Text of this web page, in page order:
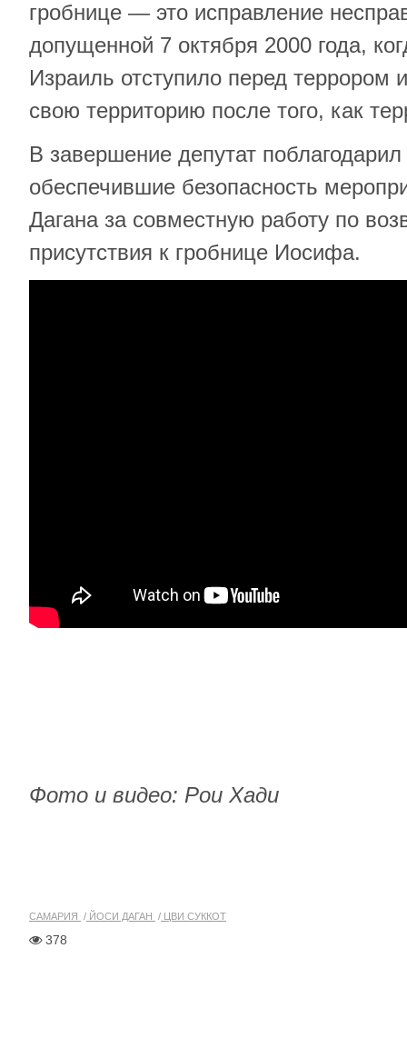
гробнице — это исправление
допущенной 7 октября 2000 года,
Израиль отступило перед террором
свою территорию после того, как
В завершение депутат
обеспечившие безопасность
Дагана за совместную работу по
присутствия к гробнице Иосифа.
Фото и видео: Рои Хади
САМАРИЯ ЙОСИ ДАГАН ЦВИ СУККОТ
378